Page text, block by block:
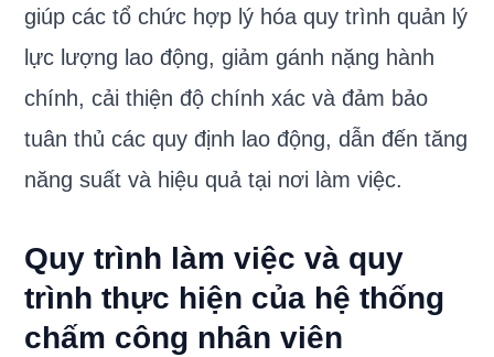
giúp các tổ chức hợp lý hóa quy trình quản lý
lực lượng lao động, giảm gánh nặng hành
chính, cải thiện độ chính xác và đảm bảo
tuân thủ các quy định lao động, dẫn đến tăng
năng suất và hiệu quả tại nơi làm việc.
Quy trình làm việc và quy
trình thực hiện của hệ thống
chấm công nhân viên